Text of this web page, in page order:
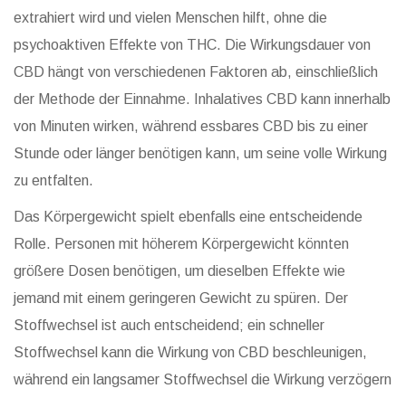
extrahiert wird und vielen Menschen hilft, ohne die
psychoaktiven Effekte von THC. Die Wirkungsdauer von
CBD hängt von verschiedenen Faktoren ab, einschließlich
der Methode der Einnahme. Inhalatives CBD kann innerhalb
von Minuten wirken, während essbares CBD bis zu einer
Stunde oder länger benötigen kann, um seine volle Wirkung
zu entfalten.
Das Körpergewicht spielt ebenfalls eine entscheidende
Rolle. Personen mit höherem Körpergewicht könnten
größere Dosen benötigen, um dieselben Effekte wie
jemand mit einem geringeren Gewicht zu spüren. Der
Stoffwechsel ist auch entscheidend; ein schneller
Stoffwechsel kann die Wirkung von CBD beschleunigen,
während ein langsamer Stoffwechsel die Wirkung verzögern